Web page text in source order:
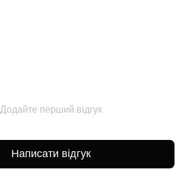
Додайте перший відгук
Написати відгук